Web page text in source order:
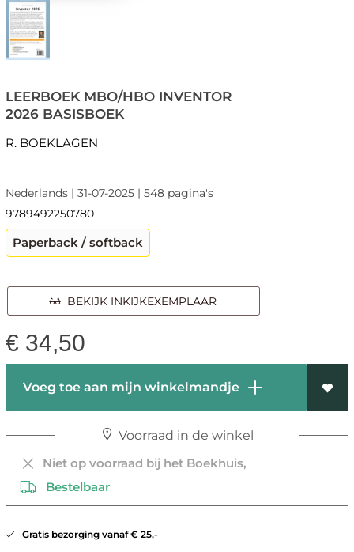
LEERBOEK MBO/HBO INVENTOR
2026 BASISBOEK
R. BOEKLAGEN
Nederlands | 31-07-2025 | 548 pagina's
9789492250780
Paperback / softback
BEKIJK INKIJKEXEMPLAAR
€ 34,50
Voeg toe aan mijn winkelmandje
Voorraad in de winkel
Niet op voorraad bij het Boekhuis,
Bestelbaar
Gratis bezorging vanaf € 25,-